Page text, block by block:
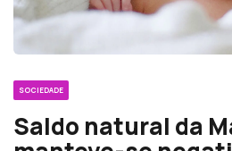
SOCIEDADE
Saldo natural da